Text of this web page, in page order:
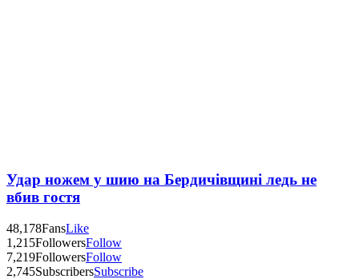
Удар ножем у шию на Бердичівщині ледь не
вбив гостя
48,178FansLike
1,215FollowersFollow
7,219FollowersFollow
2,745SubscribersSubscribe